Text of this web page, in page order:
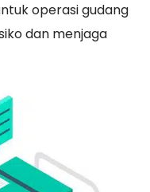
operasi gudang
dan menjaga